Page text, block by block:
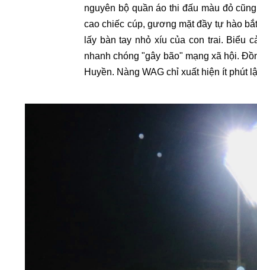
nguyên bộ quần áo thi đấu màu đỏ
cao chiếc cúp, gương mặt đầy tự hào
lấy bàn tay nhỏ xíu của con trai. Biểu
nhanh chóng "gây bão" mạng xã hội.
Huyền. Nàng WAG chỉ xuất hiện ít phút